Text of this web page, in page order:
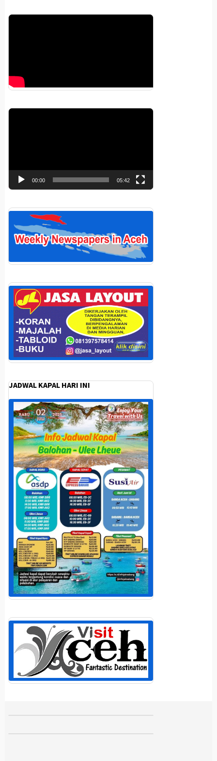
Pemutar
00:00 05:42
JADWAL KAPAL HARI INI